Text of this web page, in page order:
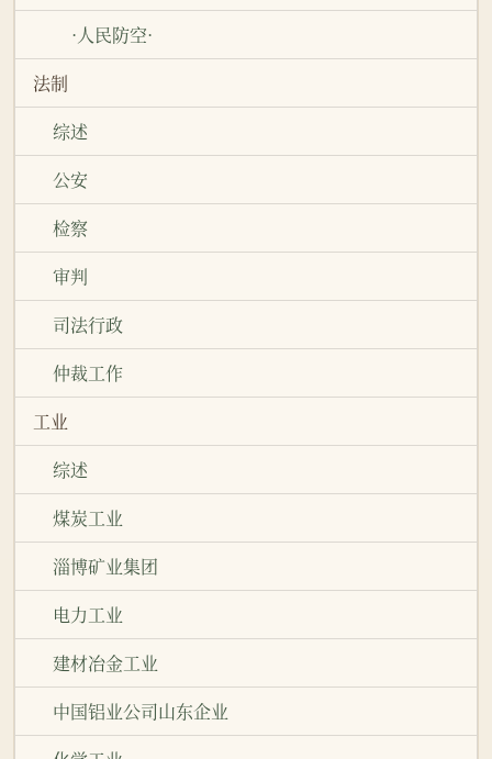
·人民防空·
法制
综述
公安
检察
审判
司法行政
仲裁工作
工业
综述
煤炭工业
淄博矿业集团
电力工业
建材冶金工业
中国铝业公司山东企业